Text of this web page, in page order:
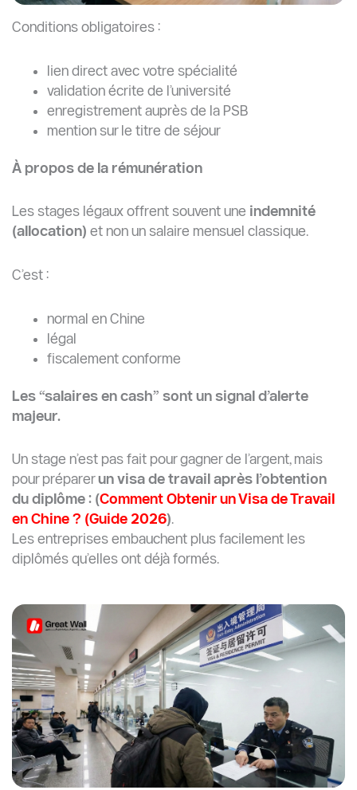
Conditions obligatoires :
lien direct avec votre spécialité
validation écrite de l’université
enregistrement auprès de la PSB
mention sur le titre de séjour
À propos de la rémunération
Les stages légaux offrent souvent une indemnité
(allocation) et non un salaire mensuel classique.
C’est :
normal en Chine
légal
fiscalement conforme
Les “salaires en cash” sont un signal d’alerte
majeur.
Un stage n’est pas fait pour gagner de l’argent, mais
pour préparerun visa de travail après l’obtention
du diplôme : (Comment Obtenir un Visa de Travail
en Chine ? (Guide 2026).
Les entreprises embauchent plus facilement les
diplômés qu’elles ont déjà formés.